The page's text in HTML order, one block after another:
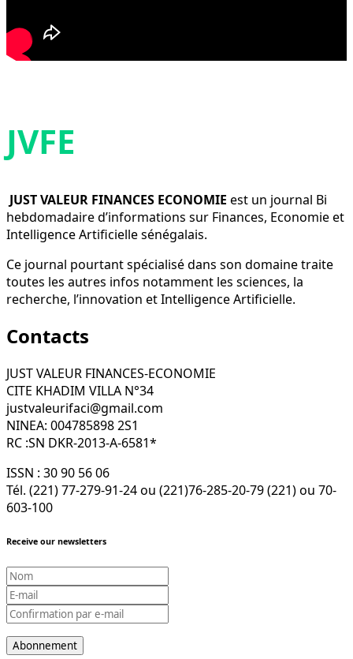
JVFE
JUST VALEUR FINANCES ECONOMIE est un journal Bi
hebdomadaire d’informations sur Finances, Economie et
Intelligence Artificielle sénégalais.
Ce journal pourtant spécialisé dans son domaine traite
toutes les autres infos notamment les sciences, la
recherche, l’innovation et Intelligence Artificielle.
Contacts
JUST VALEUR FINANCES-ECONOMIE
CITE KHADIM VILLA N°34
justvaleurifaci@gmail.com
NINEA: 004785898 2S1
RC :SN DKR-2013-A-6581*
ISSN : 30 90 56 06
Tél. (221) 77-279-91-24 ou (221)76-285-20-79 (221) ou 70-
603-100
Receive our newsletters